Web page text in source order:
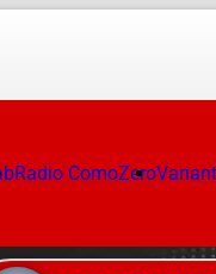
Radio ComoZero